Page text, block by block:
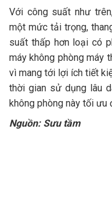
Với công suất như
một mức tải trọng,
suất thấp hơn loại có
máy không phòng máy
vì mang tới lợi ích tiết
thời gian sử dụng lâu
không phòng này tối ưu
Nguồn: Sưu tầm